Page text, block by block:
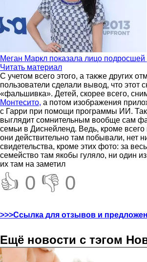
Меган Маркл показала лицо подросшей
Читать материал
С учетом всего этого, а также других
пользователи сделали вывод, что этот
«фальшивка». Детей, скорее всего,
Монтесито, а потом изображения
с Гарри при помощи программы ИИ. Так
выглядит сомнительным вообще сам
семьи в Диснейленд. Ведь, кроме всего
они действительно там побывали, нет
свидетельства, кроме этих фото: за
семейство там якобы гуляло, ни один
их там на заметил
👍 0 👎 0
>>>Ссылка для отзывов и
Ещё новости с тэгом